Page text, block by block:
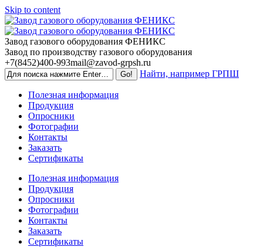
Skip to content
Завод газового оборудования ФЕНИКС
Завод по производству газового оборудования
+7(8452)400-993mail@zavod-grpsh.ru
Найти, например ГРПШ
Полезная информация
Продукция
Опросники
Фотографии
Контакты
Заказать
Сертификаты
Полезная информация
Продукция
Опросники
Фотографии
Контакты
Заказать
Сертификаты